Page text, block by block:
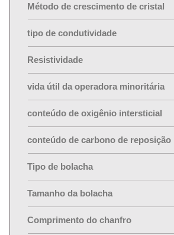
Método de crescimento de cristal
tipo de condutividade
Resistividade
vida útil da operadora minoritária
conteúdo de oxigênio intersticial
conteúdo de carbono de reposição
Tipo de bolacha
Tamanho da bolacha
Comprimento do chanfro